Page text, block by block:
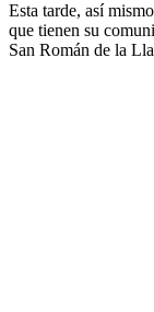
Esta tarde, así
que tienen su
San Román de la